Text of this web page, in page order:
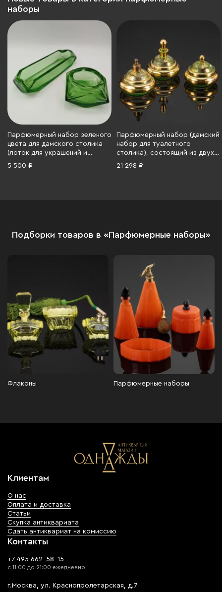
наборы
Парфюмерный набор зеленого
цвета для дамского столика
(лоток для украшений и
шкатулка), стекло, гранение,
5 500 ₽
Парфюмерный набор (дамский
набор для туалетного
столика), состоящий из двух
флаконов для духов и
21 298 ₽
Подборки товаров в «Парфюмерные наборы»
Флаконы Парфюмерные наборы
Клиентам
О нас
Оплата и доставка
Статьи
Скупка антиквариата
Сдать антиквариат на комиссию
Контакты
+7 495 662-58-15
с 11:00 до 21:00 ежедневно
г.Москва, ул. Краснопролетарская, д.7